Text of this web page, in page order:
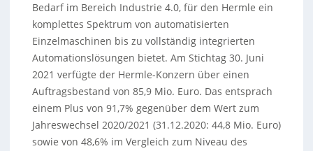
Bedarf im Bereich Industrie 4.0, für den Hermle ein
komplettes Spektrum von automatisierten
Einzelmaschinen bis zu vollständig integrierten
Automationslösungen bietet. Am Stichtag 30. Juni
2021 verfügte der Hermle-Konzern über einen
Auftragsbestand von 85,9 Mio. Euro. Das entsprach
einem Plus von 91,7% gegenüber dem Wert zum
Jahreswechsel 2020/2021 (31.12.2020: 44,8 Mio. Euro)
sowie von 48,6% im Vergleich zum Niveau des